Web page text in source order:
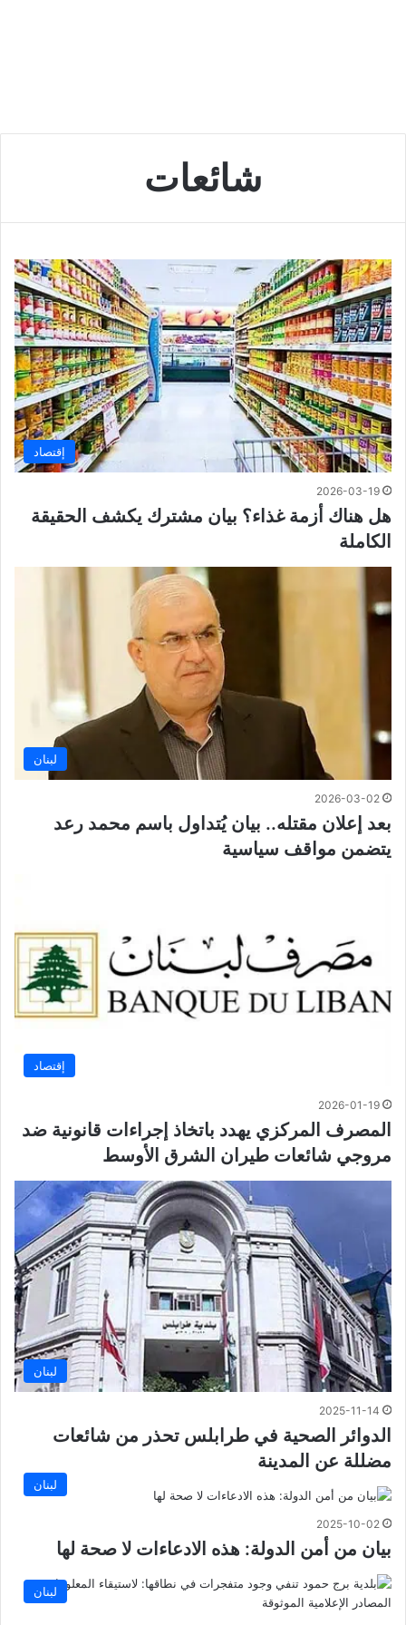
شائعات
إقتصاد
2026-03-19
هل هناك أزمة غذاء؟ بيان مشترك يكشف الحقيقة
الكاملة
لبنان
2026-03-02
بعد إعلان مقتله.. بيان يُتداول باسم محمد رعد
يتضمن مواقف سياسية
إقتصاد
2026-01-19
المصرف المركزي يهدد باتخاذ إجراءات قانونية ضد
مروجي شائعات طيران الشرق الأوسط
لبنان
2025-11-14
الدوائر الصحية في طرابلس تحذر من شائعات
مضللة عن المدينة
لبنان
2025-10-02
بيان من أمن الدولة: هذه الادعاءات لا صحة لها
لبنان